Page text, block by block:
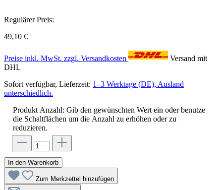
Regulärer Preis:
49,10 €
Preise inkl. MwSt. zzgl. Versandkosten
Versand mit
DHL
Sofort verfügbar, Lieferzeit: 1–3 Werktage (DE), Ausland
unterschiedlich.
Produkt Anzahl: Gib den gewünschten Wert ein oder benutze
die Schaltflächen um die Anzahl zu erhöhen oder zu
reduzieren.
In den Warenkorb
Zum Merkzettel hinzufügen